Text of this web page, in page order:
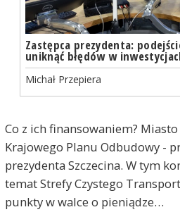
Zastępca prezydenta:
uniknąć błędów w
Michał Przepiera
Co z ich finansowaniem?
Krajowego Planu Odbudowy -
prezydenta Szczecina. W tym
temat Strefy Czystego
punkty w walce o pieniądze…